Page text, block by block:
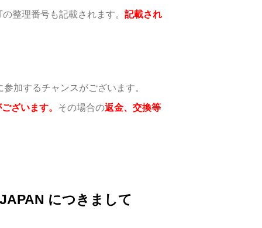
整理番号も記載されます。 記載され
加するチャンスがございます。
ざいます。 その場合の返金、交換等
につきまして